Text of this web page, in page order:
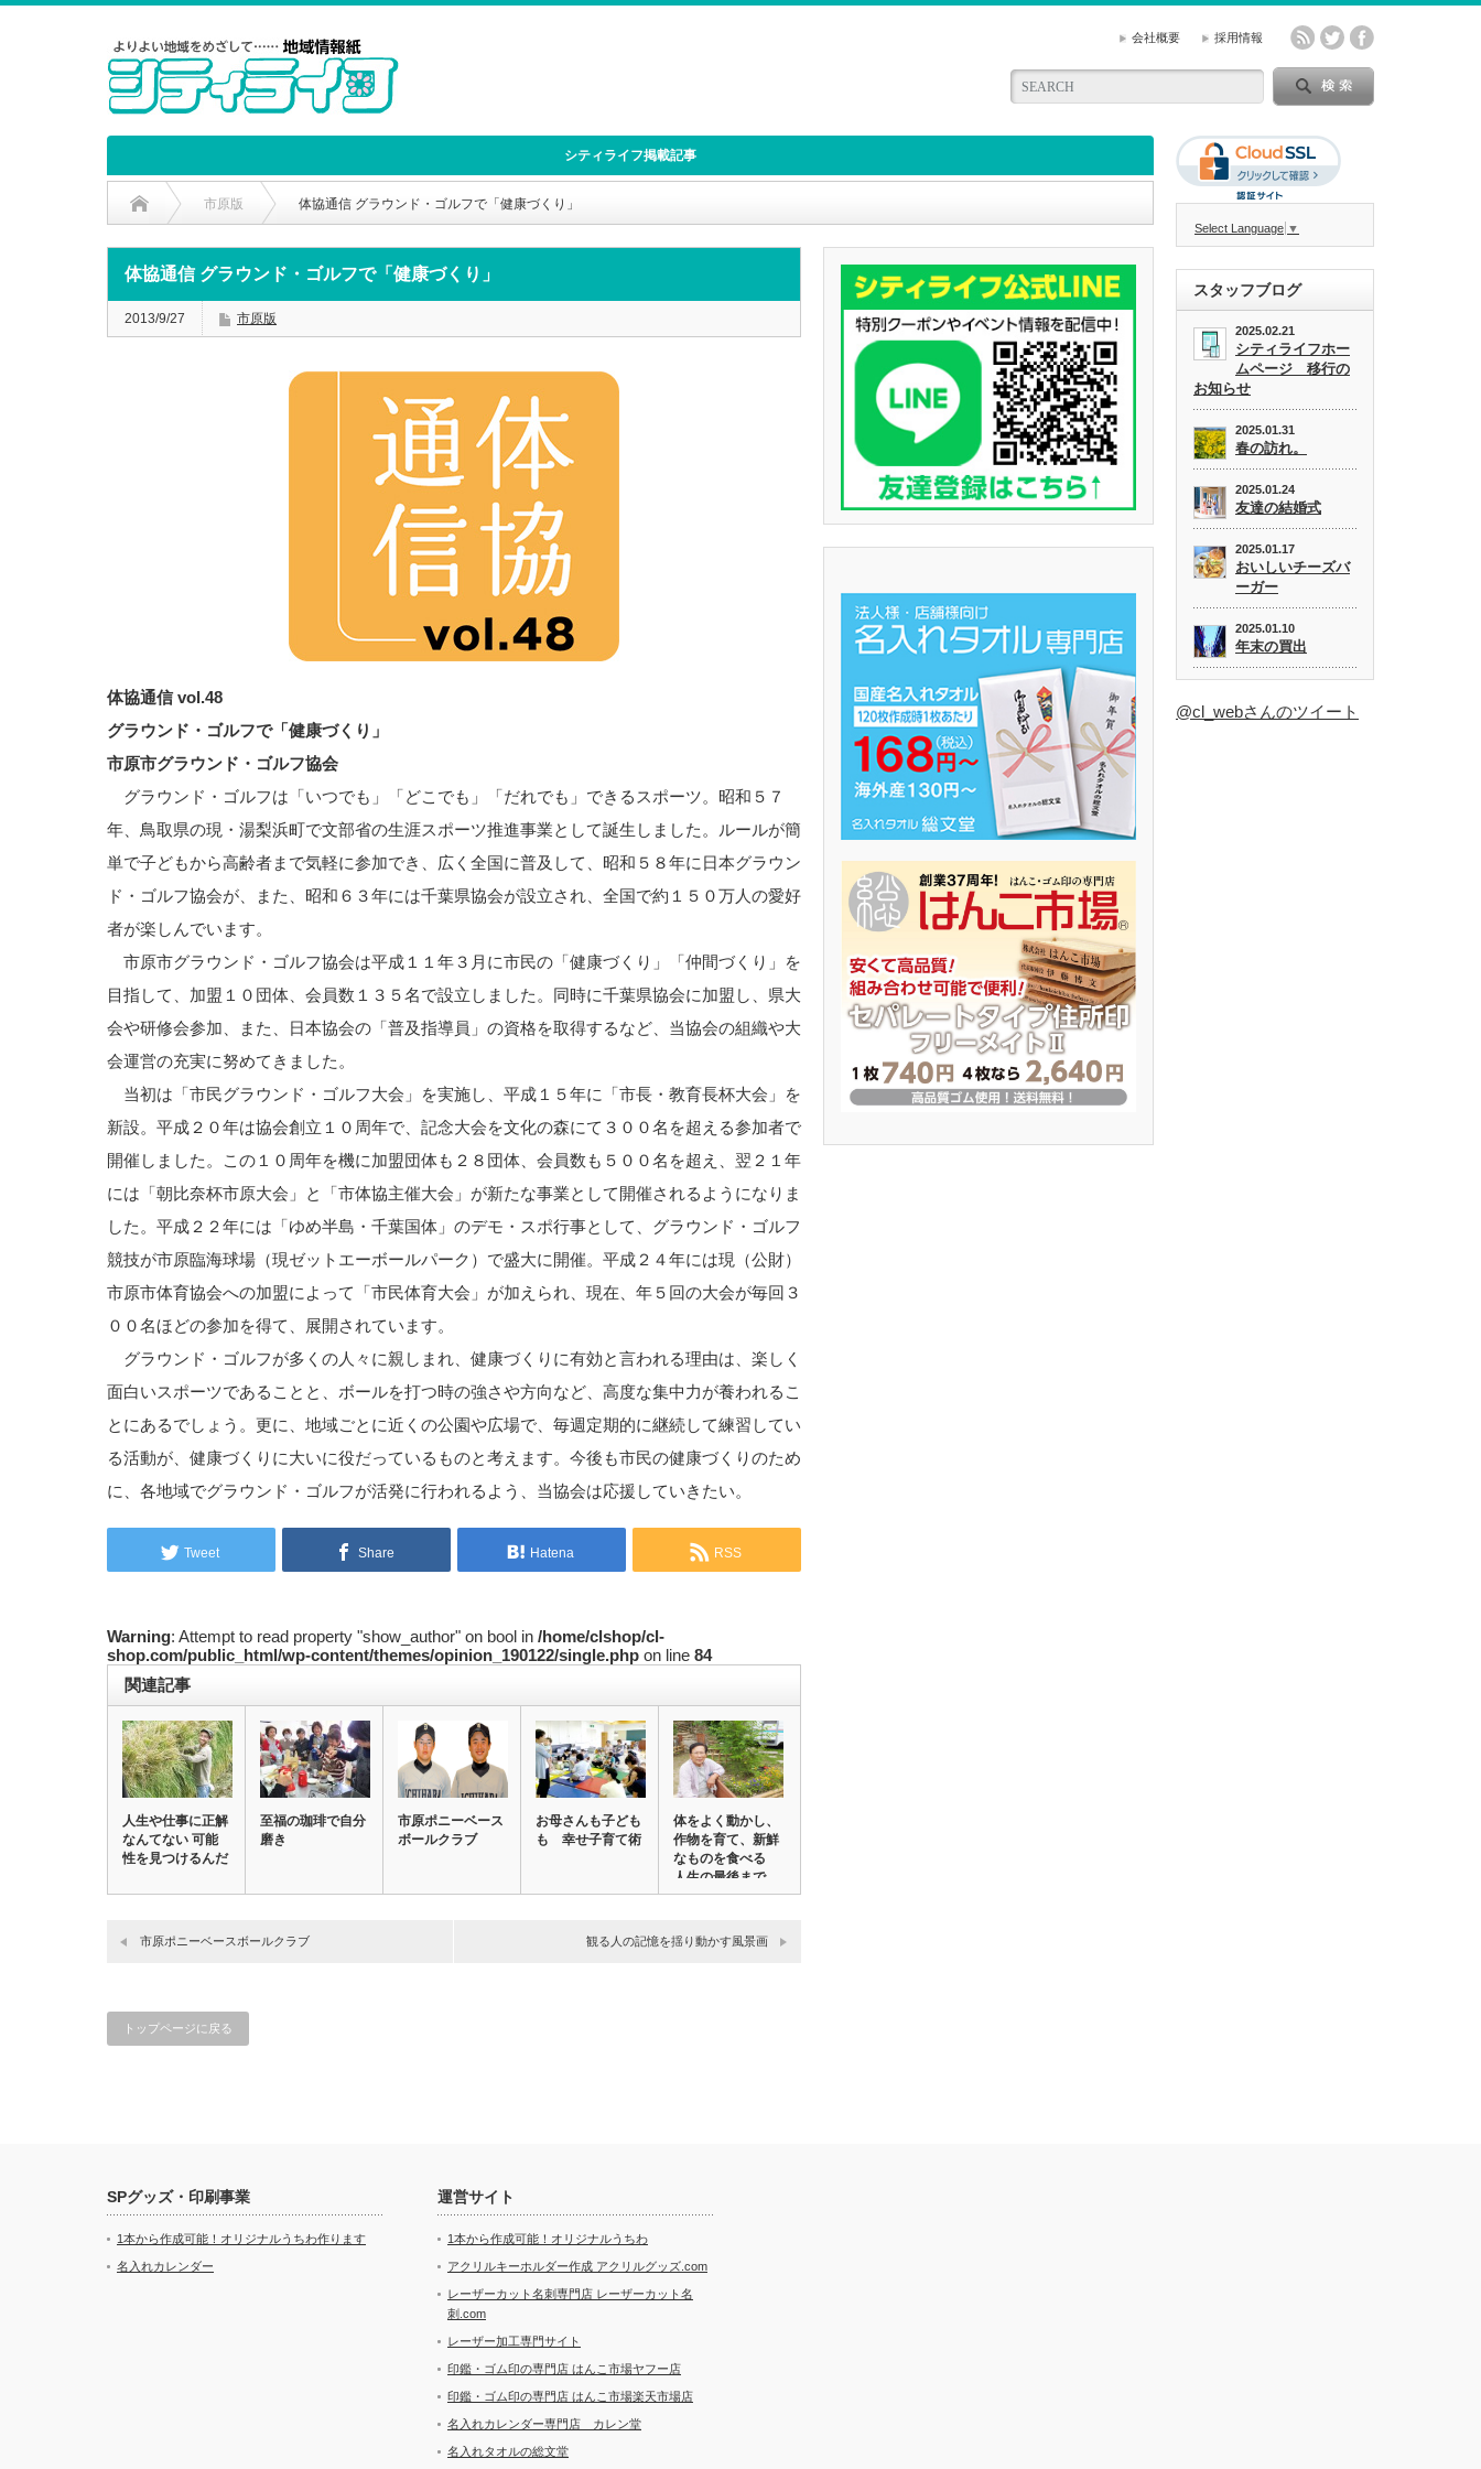
会社概要 採用情報
シティライフ掲載記事
市原版 体協通信 グラウンド・ゴルフで「健康づくり」
体協通信 グラウンド・ゴルフで「健康づくり」
2013/9/27 市原版
体協通信 vol.48
グラウンド・ゴルフで「健康づくり」
市原市グラウンド・ゴルフ協会
グラウンド・ゴルフは「いつでも」「どこでも」「だれでも」できるスポーツ。昭和５７
年、鳥取県の現・湯梨浜町で文部省の生涯スポーツ推進事業として誕生しました。ルールが簡
単で子どもから高齢者まで気軽に参加でき、広く全国に普及して、昭和５８年に日本グラウン
ド・ゴルフ協会が、また、昭和６３年には千葉県協会が設立され、全国で約１５０万人の愛好
者が楽しんでいます。
市原市グラウンド・ゴルフ協会は平成１１年３月に市民の「健康づくり」「仲間づくり」を
目指して、加盟１０団体、会員数１３５名で設立しました。同時に千葉県協会に加盟し、県大
会や研修会参加、また、日本協会の「普及指導員」の資格を取得するなど、当協会の組織や大
会運営の充実に努めてきました。
当初は「市民グラウンド・ゴルフ大会」を実施し、平成１５年に「市長・教育長杯大会」を
新設。平成２０年は協会創立１０周年で、記念大会を文化の森にて３００名を超える参加者で
開催しました。この１０周年を機に加盟団体も２８団体、会員数も５００名を超え、翌２１年
には「朝比奈杯市原大会」と「市体協主催大会」が新たな事業として開催されるようになりま
した。平成２２年には「ゆめ半島・千葉国体」のデモ・スポ行事として、グラウンド・ゴルフ
競技が市原臨海球場（現ゼットエーボールパーク）で盛大に開催。平成２４年には現（公財）
市原市体育協会への加盟によって「市民体育大会」が加えられ、現在、年５回の大会が毎回３
００名ほどの参加を得て、展開されています。
グラウンド・ゴルフが多くの人々に親しまれ、健康づくりに有効と言われる理由は、楽しく
面白いスポーツであることと、ボールを打つ時の強さや方向など、高度な集中力が養われるこ
とにあるでしょう。更に、地域ごとに近くの公園や広場で、毎週定期的に継続して練習してい
る活動が、健康づくりに大いに役だっているものと考えます。今後も市民の健康づくりのため
に、各地域でグラウンド・ゴルフが活発に行われるよう、当協会は応援していきたい。
Tweet Share Hatena RSS
Warning: Attempt to read property "show_author" on bool in /home/clshop/cl-
shop.com/public_html/wp-content/themes/opinion_190122/single.php on line 84
関連記事
人生や仕事に正解
なんてない 可能
性を見つけるんだ
至福の珈琲で自分
磨き
市原ポニーベース
ボールクラブ
お母さんも子ども
も 幸せ子育て術
体をよく動かし、
作物を育て、新鮮
なものを食べる
人生の最後まで
元…
市原ポニーベースボールクラブ 観る人の記憶を揺り動かす風景画
トップページに戻る
Select Language ▼
スタッフブログ
2025.02.21
シティライフホー
ムページ 移行の
お知らせ
2025.01.31
春の訪れ。
2025.01.24
友達の結婚式
2025.01.17
おいしいチーズバ
ーガー
2025.01.10
年末の買出
@cl_webさんのツイート
SPグッズ・印刷事業
1本から作成可能！オリジナルうちわ作ります
名入れカレンダー
運営サイト
1本から作成可能！オリジナルうちわ
アクリルキーホルダー作成 アクリルグッズ.com
レーザーカット名刺専門店 レーザーカット名
刺.com
レーザー加工専門サイト
印鑑・ゴム印の専門店 はんこ市場ヤフー店
印鑑・ゴム印の専門店 はんこ市場楽天市場店
名入れカレンダー専門店 カレン堂
名入れタオルの総文堂